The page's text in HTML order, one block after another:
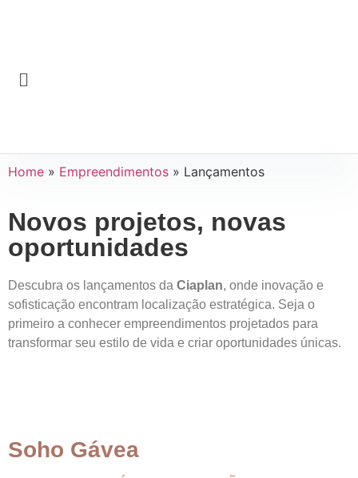
Home » Empreendimentos » Lançamentos
Novos projetos, novas
oportunidades
Descubra os lançamentos da Ciaplan, onde inovação e
sofisticação encontram localização estratégica. Seja o
primeiro a conhecer empreendimentos projetados para
transformar seu estilo de vida e criar oportunidades únicas.
Soho Gávea